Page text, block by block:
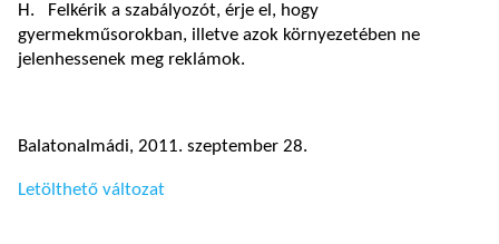
H. Felkérik a szabályozót, érje el, hogy
gyermekműsorokban, illetve azok környezetében ne
jelenhessenek meg reklámok.
Balatonalmádi, 2011. szeptember 28.
Letölthető változat